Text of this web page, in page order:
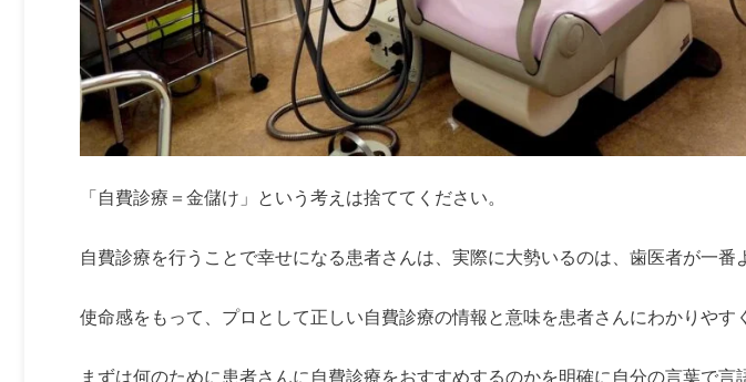
「自費診療＝金儲け」という考えは捨ててください。
自費診療を行うことで幸せになる患者さんは、実際に大勢いるのは、歯医者が一番
使命感をもって、プロとして正しい自費診療の情報と意味を患者さんにわかりやす
まずは何のために患者さんに自費診療をおすすめするのかを明確に自分の言葉で